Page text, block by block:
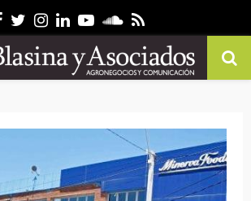
Facebook
Twitter
Instagram
Linkedin
YoutubeSoundcloud
Rss